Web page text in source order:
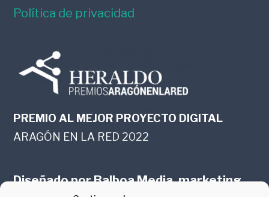
Política de privacidad
PREMIO AL MEJOR PROYECTO DIGITAL
ARAGÓN EN LA RED 2022
Diseñado porBalboa Media, marketing